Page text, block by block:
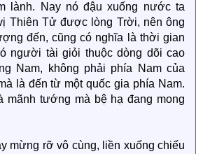
lành. Nay nó đậu xuống nước ta
Thiên Tử được lòng Trời, nên ông
đến, cũng có nghĩa là thời gian
người tài giỏi thuộc dòng dõi cao
Nam, không phải phía Nam của
là đến từ một quốc gia phía Nam.
mãnh tướng mà bệ hạ đang mong
mừng rỡ vô cùng, liền xuống chiếu